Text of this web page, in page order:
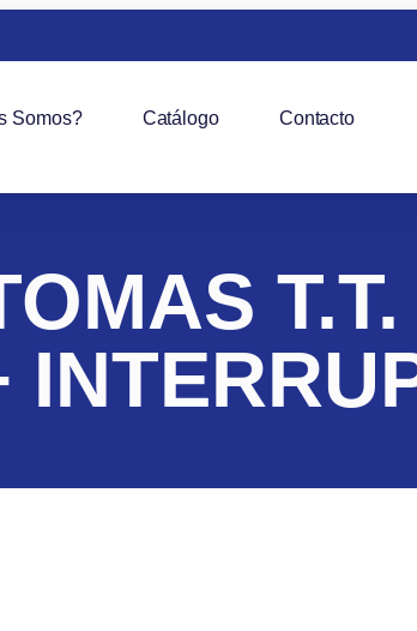
Somos? Catálogo Contacto